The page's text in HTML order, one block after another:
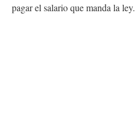
pagar el salario que manda la ley.